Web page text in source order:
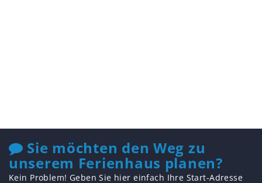
Sie möchten den Weg zu
unserem Ferienhaus planen?
Kein Problem! Geben Sie hier einfach Ihre Start-Adresse